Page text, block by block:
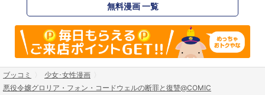
無料漫画 一覧
ブッコミ
少女･女性漫画
悪役令嬢グロリア・フォン・コードウェルの断罪と復讐@COMIC